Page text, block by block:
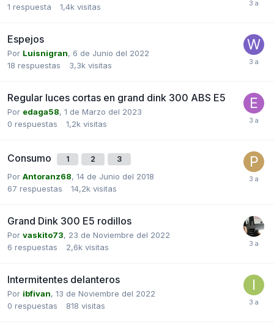
1 respuesta 1,4k visitas
Espejos
Por Luisnigran, 6 de Junio del 2022
18 respuestas 3,3k visitas
Regular luces cortas en grand dink 300 ABS E5
Por edaga58, 1 de Marzo del 2023
0 respuestas 1,2k visitas
Consumo 1 2 3
Por Antoranz68, 14 de Junio del 2018
67 respuestas 14,2k visitas
Grand Dink 300 E5 rodillos
Por vaskito73, 23 de Noviembre del 2022
6 respuestas 2,6k visitas
Intermitentes delanteros
Por ibfivan, 13 de Noviembre del 2022
0 respuestas 818 visitas